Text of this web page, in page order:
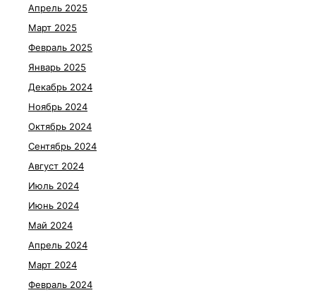
Апрель 2025
Март 2025
Февраль 2025
Январь 2025
Декабрь 2024
Ноябрь 2024
Октябрь 2024
Сентябрь 2024
Август 2024
Июль 2024
Июнь 2024
Май 2024
Апрель 2024
Март 2024
Февраль 2024